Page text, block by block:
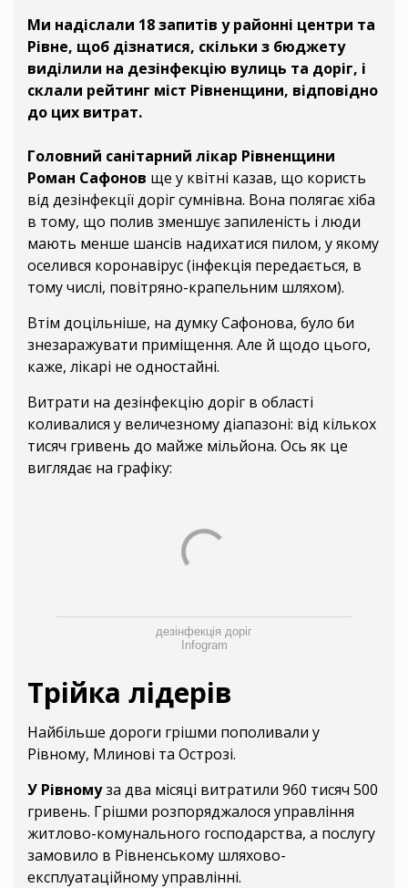
Ми надіслали 18 запитів у районні центри та
Рівне, щоб дізнатися, скільки з бюджету
виділили на дезінфекцію вулиць та доріг, і
склали рейтинг міст Рівненщини, відповідно
до цих витрат.
Головний санітарний лікар Рівненщини
Роман Сафонов ще у квітні казав, що користь
від дезінфекції доріг сумнівна. Вона полягає хіба
в тому, що полив зменшує запиленість і люди
мають менше шансів надихатися пилом, у якому
оселився коронавірус (інфекція передається, в
тому числі, повітряно-крапельним шляхом).
Втім доцільніше, на думку Сафонова, було би
знезаражувати приміщення. Але й щодо цього,
каже, лікарі не одностайні.
Витрати на дезінфекцію доріг в області
коливалися у величезному діапазоні: від кількох
тисяч гривень до майже мільйона. Ось як це
виглядає на графіку:
дезінфекція доріг
Infogram
Трійка лідерів
Найбільше дороги грішми пополивали у
Рівному, Млинові та Острозі.
У Рівномуза два місяці витратили 960 тисяч 500
гривень. Грішми розпоряджалося управління
житлово-комунального господарства, а послугу
замовило в Рівненському шляхово-
експлуатаційному управлінні.